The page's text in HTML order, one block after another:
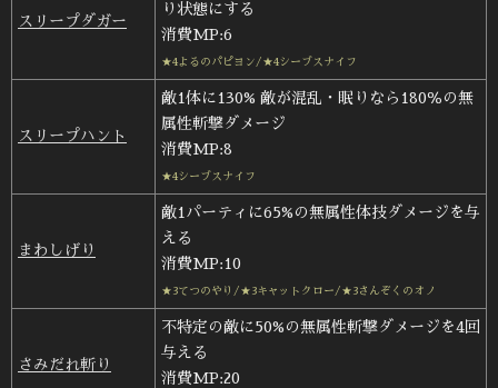
スリープダガー
り状態にする
消費MP:6
★4よるのパピヨン/★4シーブスナイフ
スリープハント
敵1体に130% 敵が混乱・眠りなら180％の無
属性斬撃ダメージ
消費MP:8
★4シーブスナイフ
まわしげり
敵1パーティに65%の無属性体技ダメージを与
える
消費MP:10
★3てつのやり/★3キャットクロー/★3さんぞくのオノ
さみだれ斬り
不特定の敵に50%の無属性斬撃ダメージを4回
与える
消費MP:20